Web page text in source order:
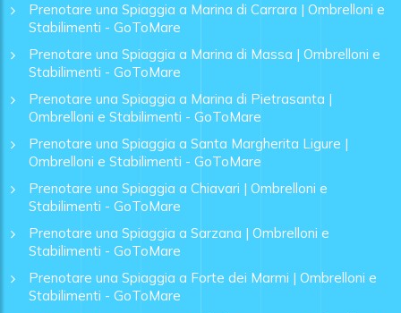
Prenotare una Spiaggia a Marina di Carrara | Ombrelloni e
Stabilimenti - GoToMare
Prenotare una Spiaggia a Marina di Massa | Ombrelloni e
Stabilimenti - GoToMare
Prenotare una Spiaggia a Marina di Pietrasanta |
Ombrelloni e Stabilimenti - GoToMare
Prenotare una Spiaggia a Santa Margherita Ligure |
Ombrelloni e Stabilimenti - GoToMare
Prenotare una Spiaggia a Chiavari | Ombrelloni e
Stabilimenti - GoToMare
Prenotare una Spiaggia a Sarzana | Ombrelloni e
Stabilimenti - GoToMare
Prenotare una Spiaggia a Forte dei Marmi | Ombrelloni e
Stabilimenti - GoToMare